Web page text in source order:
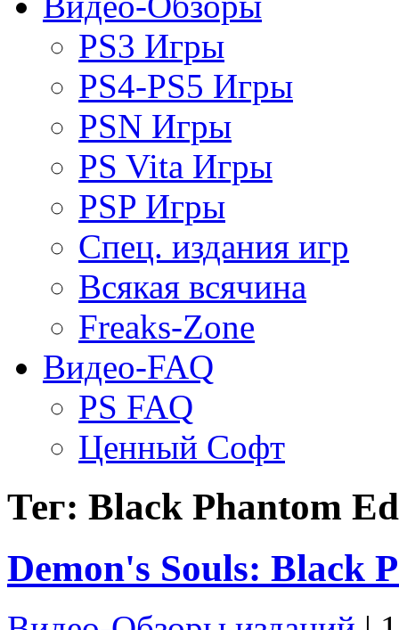
PS3 Игры
PS4-PS5 Игры
PSN Игры
PS Vita Игры
PSP Игры
Спец. издания игр
Всякая всячина
Freaks-Zone
Видео-FAQ
PS FAQ
Ценный Софт
Тег: Black Phantom
Demon's Souls: Black